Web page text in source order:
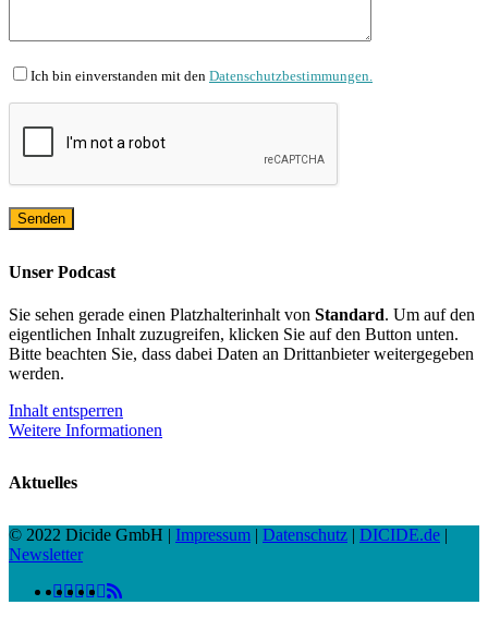
Ich bin einverstanden mit den Datenschutzbestimmungen.
Unser Podcast
Sie sehen gerade einen Platzhalterinhalt von Standard. Um auf den
eigentlichen Inhalt zuzugreifen, klicken Sie auf den Button unten.
Bitte beachten Sie, dass dabei Daten an Drittanbieter weitergegeben
werden.
Inhalt entsperren
Weitere Informationen
Aktuelles
© 2022 Dicide GmbH | Impressum | Datenschutz | DICIDE.de |
Newsletter
twitter
facebook
linkedinyoutube
RSS
instagram
spotify
vk